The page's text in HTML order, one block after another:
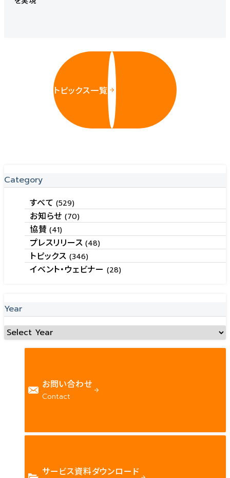
トピックス一覧
Category
すべて(529)
お知らせ (70)
協賛(41)
プレスリリース(48)
トピックス (346)
イベント・ウェビナー (28)
Year
お問い合わせ
Contact
サービス資料ダウンロード